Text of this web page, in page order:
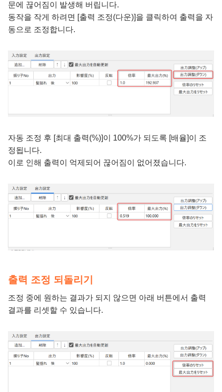
문에 끊어짐이 발생해 버립니다.
동작을 작게 하려면 [출력 조정(다운)]을 클릭하여 출력을 자
동으로 조정합니다.
자동 조정 후 [최대 출력(%)]이 100%가 되도록 [배율]이 조
정됩니다.
이로 인해 출력이 억제되어 끊어짐이 없어졌습니다.
출력 조정 되돌리기
조정 중에 원하는 결과가 되지 않으면 아래 버튼에서 출력
결과를 리셋할 수 있습니다.